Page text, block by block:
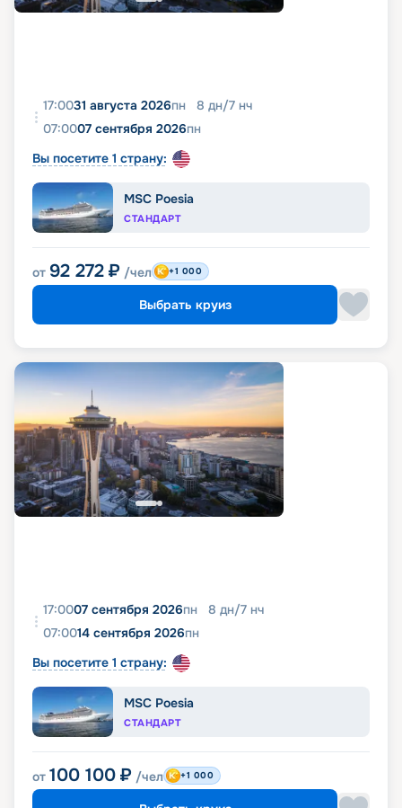
17:0031 августа 2026пн 8 дн/7 нч
07:0007 сентября 2026пн
Вы посетите 1 страну:
MSC Poesia
СТАНДАРТ
от 92 272 ₽ /чел +1 000
Выбрать круиз
17:0007 сентября 2026пн 8 дн/7 нч
07:0014 сентября 2026пн
Вы посетите 1 страну:
MSC Poesia
СТАНДАРТ
от 100 100 ₽ /чел +1 000